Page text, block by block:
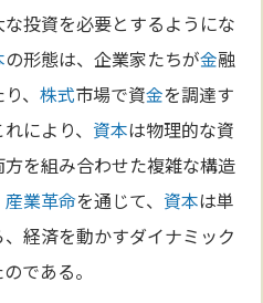
な投資を必要とするようにな
の形態は、企業家たちが金融
り、株式市場で資金を調達す
により、 資本は物理的な資
を組み合わせた複雑な構造
産業革命を通じて、 資本は単
経済を動かすダイナミック
である。